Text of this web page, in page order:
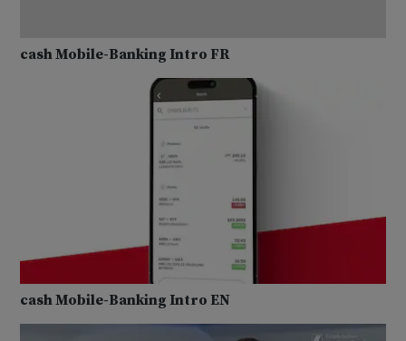
cash Mobile-Banking Intro FR
cash Mobile-Banking Intro EN